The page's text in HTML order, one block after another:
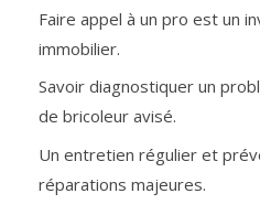
Faire appel à un pro est un
immobilier.
Savoir diagnostiquer un
de bricoleur avisé.
Un entretien régulier et
réparations majeures.